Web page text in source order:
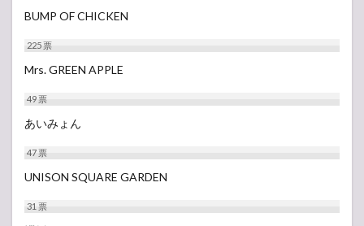
BUMP OF CHICKEN
225票
Mrs. GREEN APPLE
49票
あいみょん
47票
UNISON SQUARE GARDEN
31票